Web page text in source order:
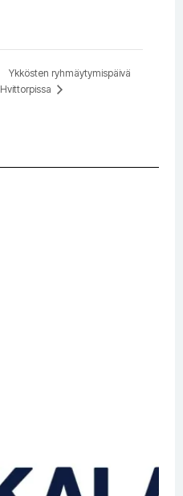
Ykkösten ryhmäytymispäivä
Hvittorpissa